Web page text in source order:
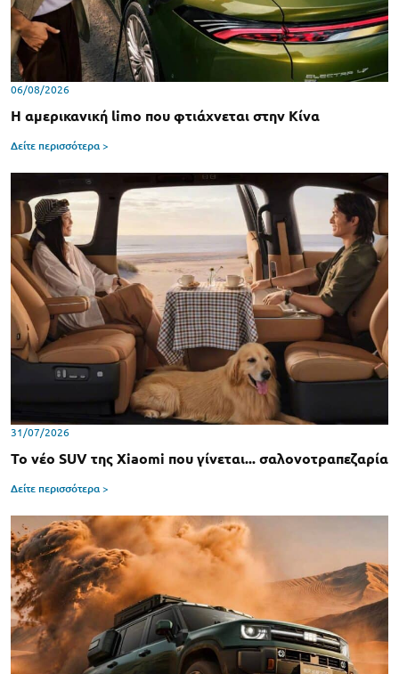
06/08/2026
Η αμερικανική limo που φτιάχνεται στην Κίνα
Δείτε περισσότερα >
31/07/2026
Το νέο SUV της Xiaomi που γίνεται... σαλονοτραπεζαρία
Δείτε περισσότερα >